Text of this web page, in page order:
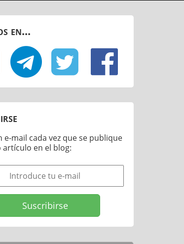
en...
e-mail cada vez que se publique
artículo en el blog: